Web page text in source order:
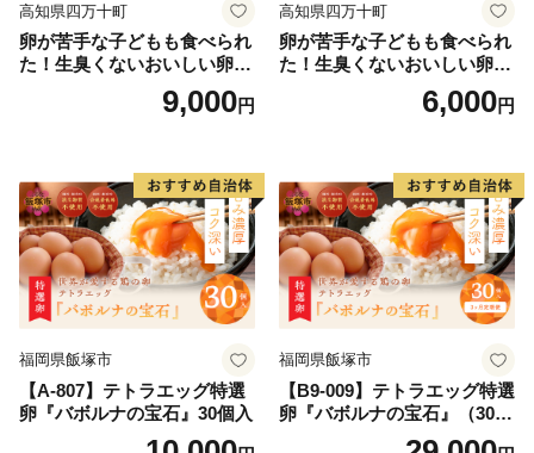
高知県四万十町
卵が苦手な子どもも食べられ
た！生臭くないおいしい卵を
味わう卵かけご飯ミニセット
(卵6個×2P、お米2合×1P、醤
9,000円
高知県四万十町
卵が苦手な子どもも食べられ
た！生臭くないおいしい卵 6
個入×5P／Gbn-A036,000円
福岡県飯塚市
【A-807】テトラエッグ特選
卵『バボルナの宝石』30個入
福岡県飯塚市
【B9-009】テトラエッグ特選
卵『バボルナの宝石』（30
個/月）【3カ月定期便】